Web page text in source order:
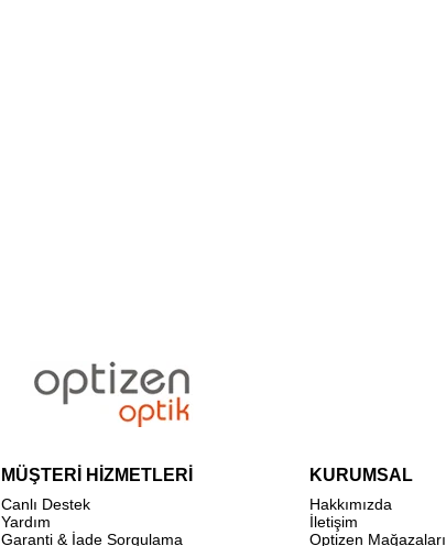
MÜŞTERİ HİZMETLERİ
Canlı Destek
Yardım
Garanti & İade Sorgulama
KURUMSAL
Hakkımızda
İletişim
Optizen Mağazaları